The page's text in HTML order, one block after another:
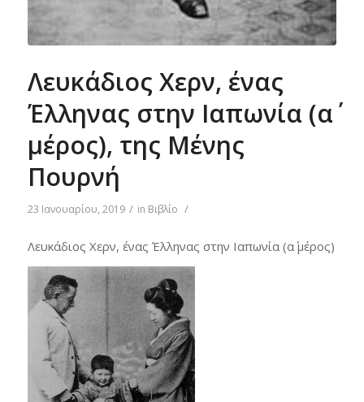
Λευκάδιος Χερν, ένας
Έλληνας στην Ιαπωνία (α΄
μέρος), της Μένης
Πουρνή
23 Ιανουαρίου, 2019 / in Βιβλίο /
Λευκάδιος Χερν, ένας Έλληνας στην Ιαπωνία (α΄ μέρος)